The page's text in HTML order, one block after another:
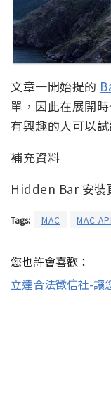
文章一開始提的
單，因此在展開
有興趣的人可以
補充資料
Hidden Bar 安裝
Tags: MAC MAC
您也許會喜歡：
立達合法徵信社-讓